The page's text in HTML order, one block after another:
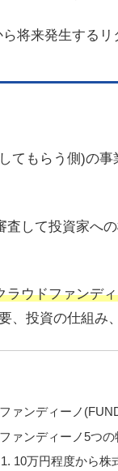
将来発生するリ
てもらう側)の
査して投資家へ
ラウドファンデ
、投資の仕組み
ファンディーノ
ファンディーノ5つの
10万円程度から株